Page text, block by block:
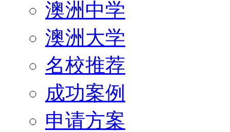
澳洲中学
澳洲大学
名校推荐
成功案例
申请方案